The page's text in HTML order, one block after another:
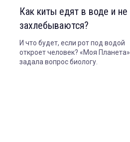
Как киты едят в воде и не
захлебываются?
И что будет, если рот под водой
откроет человек? «Моя Планета»
задала вопрос биологу.